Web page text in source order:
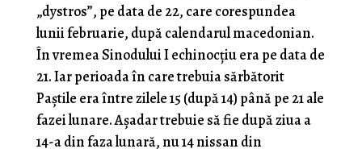
„dystros”, pe data de 22, care corespundea
lunii februarie, după calendarul macedonian.
În vremea Sinodului I echinocțiu era pe data de
21. Iar perioada în care trebuia sărbătorit
Paștile era între zilele 15 (după 14) până pe 21 ale
fazei lunare. Așadar trebuie să fie după ziua a
14-a din faza lunară, nu 14 nissan din